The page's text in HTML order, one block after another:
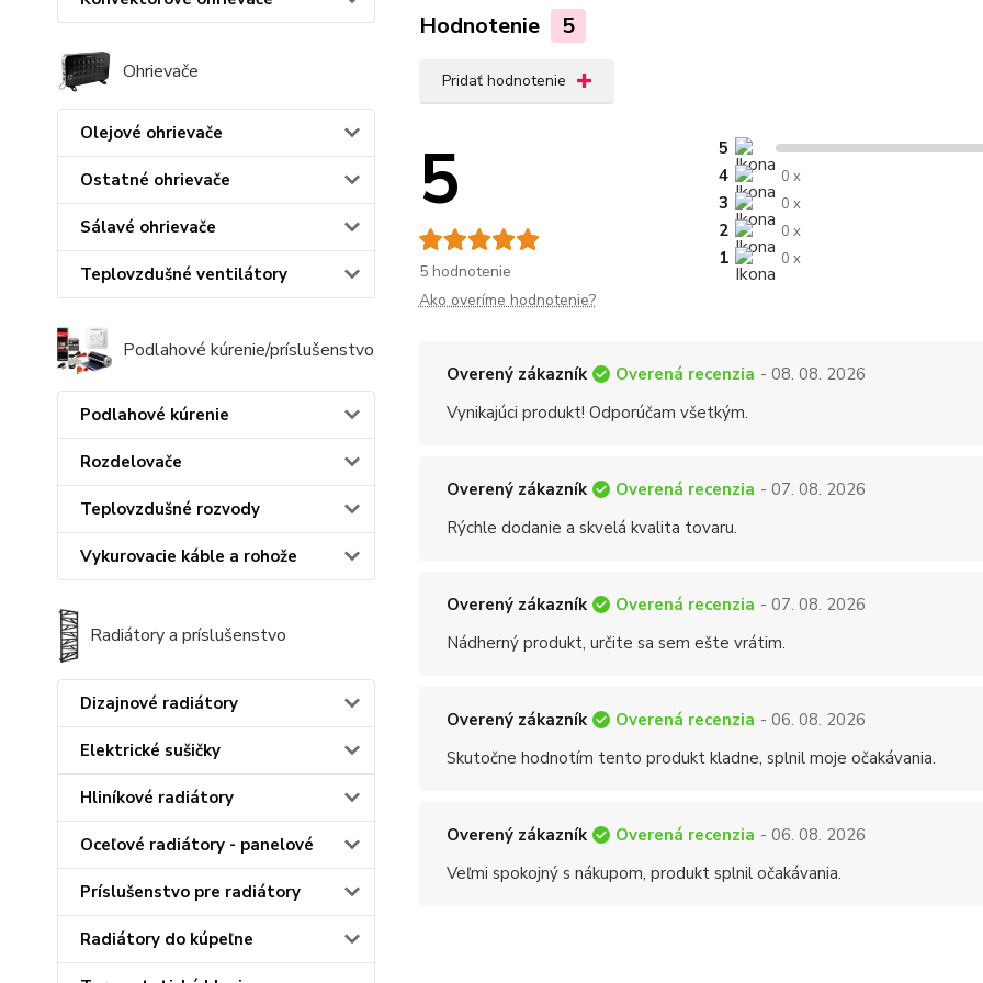
Ohrievače
Olejové ohrievače
Ostatné ohrievače
Sálavé ohrievače
Teplovzdušné ventilátory
Podlahové kúrenie/príslušenstvo
Podlahové kúrenie
Rozdelovače
Teplovzdušné rozvody
Vykurovacie káble a rohože
Radiátory a príslušenstvo
Dizajnové radiátory
Elektrické sušičky
Hliníkové radiátory
Oceľové radiátory - panelové
Príslušenstvo pre radiátory
Radiátory do kúpeľne
Hodnotenie 5
Pridať hodnotenie
5
5 hodnotenie
5
4
0 x
3 0 x
2 0 x
1 0 x
Ako overíme hodnotenie?
Overený zákazník Overená recenzia - 08. 08. 2026
Vynikajúci produkt! Odporúčam všetkým.
Overený zákazník Overená recenzia - 07. 08. 2026
Rýchle dodanie a skvelá kvalita tovaru.
Overený zákazník Overená recenzia - 07. 08. 2026
Nádherný produkt, určite sa sem ešte vrátim.
Overený zákazník Overená recenzia - 06. 08. 2026
Skutočne hodnotím tento produkt kladne, splnil moje očakávania.
Overený zákazník Overená recenzia - 06. 08. 2026
Veľmi spokojný s nákupom, produkt splnil očakávania.